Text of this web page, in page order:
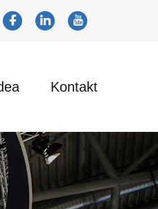
Kontakt